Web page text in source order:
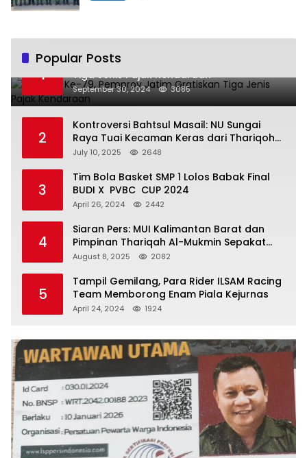
Popular Posts
1
Hari Jadi Ke-79, Pemprov Jatim Gratiskan
Tiga Jenis Pajak Kendaraan
September 30, 2024 3085
2
Kontroversi Bahtsul Masail: NU Sungai
Raya Tuai Kecaman Keras dari Thariqoh
Al Mu’min
July 10, 2025 2648
3
Tim Bola Basket SMP 1 Lolos Babak Final
BUDI X PVBC CUP 2024
April 26, 2024 2442
4
Siaran Pers: MUI Kalimantan Barat dan
Pimpinan Thariqah Al-Mukmin Sepakat
Jaga Umat
August 8, 2025 2082
5
Tampil Gemilang, Para Rider ILSAM Racing
Team Memborong Enam Piala Kejurnas
April 24, 2024 1924